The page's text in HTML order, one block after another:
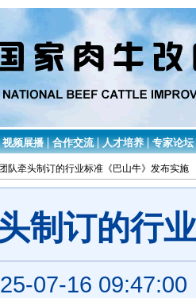
视频展播 合作交流 人才培养 专家论坛
队牵头制订的行业标准《巴山牛》发布实施
制订的行
07-16